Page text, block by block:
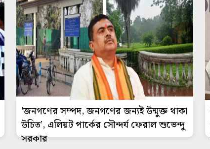
'জনগণের সম্পদ, জনগণের জন্যই উন্মুক্ত থাকা
উচিত’, এলিয়ট পার্কের সৌন্দর্য ফেরাল শুভেন্দু
সরকার